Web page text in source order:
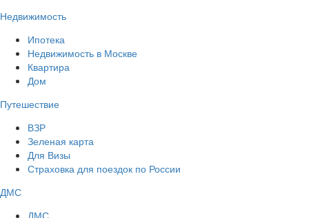
Недвижимость
Ипотека
Недвижимость в Москве
Квартира
Дом
Путешествие
ВЗР
Зеленая карта
Для Визы
Страховка для поездок по России
ДМС
ДМС